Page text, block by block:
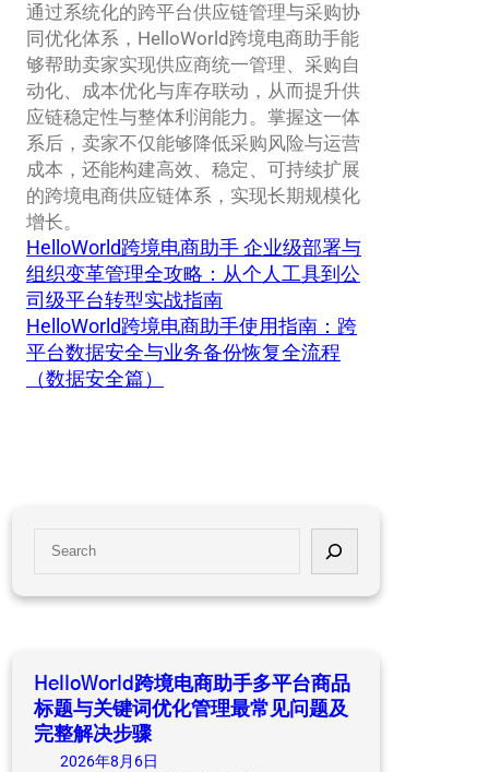
通过系统化的跨平台供应链管理与采购协
同优化体系，HelloWorld跨境电商助手能
够帮助卖家实现供应商统一管理、采购自
动化、成本优化与库存联动，从而提升供
应链稳定性与整体利润能力。掌握这一体
系后，卖家不仅能够降低采购风险与运营
成本，还能构建高效、稳定、可持续扩展
的跨境电商供应链体系，实现长期规模化
增长。
HelloWorld跨境电商助手 企业级部署与
组织变革管理全攻略：从个人工具到公
司级平台转型实战指南
HelloWorld跨境电商助手使用指南：跨
平台数据安全与业务备份恢复全流程
（数据安全篇）
a
h
HelloWorld跨境电商助手多平台商品
标题与关键词优化管理最常见问题及
完整解决步骤
2026年8月6日